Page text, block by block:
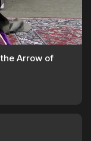
Arrow of